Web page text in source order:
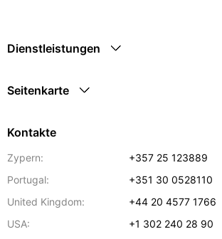
Dienstleistungen
Seitenkarte
Kontakte
Zypern:
+357 25 123889
Portugal:
+351 30 0528110
United Kingdom:
+44 20 4577 1766
USA:
+1 302 240 28 90